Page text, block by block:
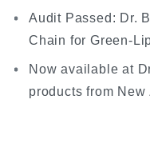
Audit Passed: Dr.
Chain for Green-
Now available at
products from New